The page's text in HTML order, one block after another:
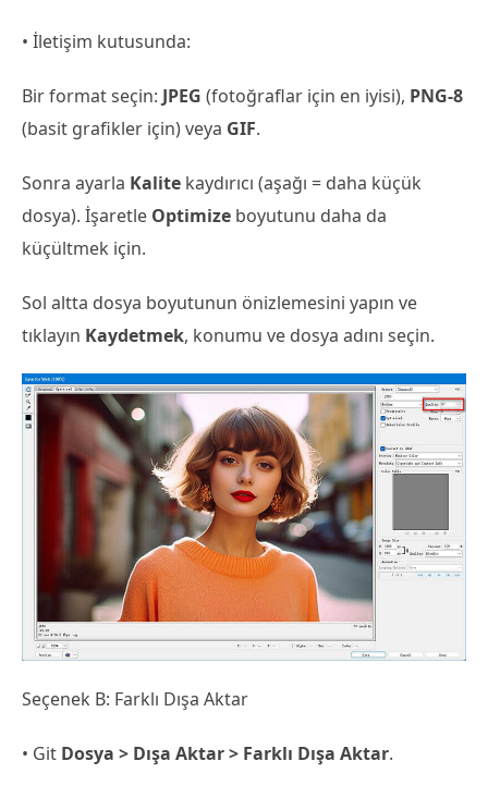
• İletişim kutusunda:
Bir format seçin: JPEG (fotoğraflar için en iyisi), PNG-8
(basit grafikler için) veya GIF.
Sonra ayarla Kalite kaydırıcı (aşağı = daha küçük
dosya). İşaretle Optimize boyutunu daha da
küçültmek için.
Sol altta dosya boyutunun önizlemesini yapın ve
tıklayın Kaydetmek, konumu ve dosya adını seçin.
Seçenek B: Farklı Dışa Aktar
• Git Dosya > Dışa Aktar > Farklı Dışa Aktar.